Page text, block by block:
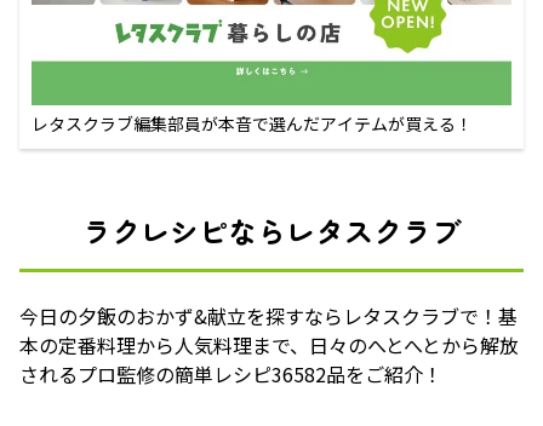
レタスクラブ編集部員が本音で選んだアイテムが買える！
ラクレシピならレタスクラブ
今日の夕飯のおかず&献立を探すならレタスクラブで！基
本の定番料理から人気料理まで、日々のへとへとから解放
されるプロ監修の簡単レシピ36582品をご紹介！